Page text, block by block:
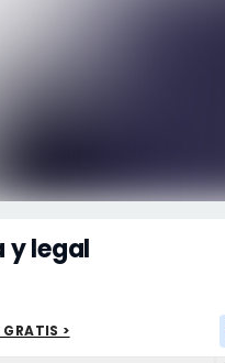
y legal
>